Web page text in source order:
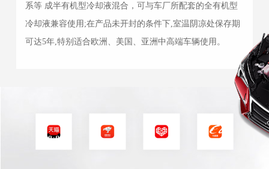
系等 成半有机型冷却液混合，可与车厂所配套的全有机型
冷却液兼容使用;在产品未开封的条件下,室温阴凉处保存期
可达5年,特别适合欧洲、美国、亚洲中高端车辆使用。